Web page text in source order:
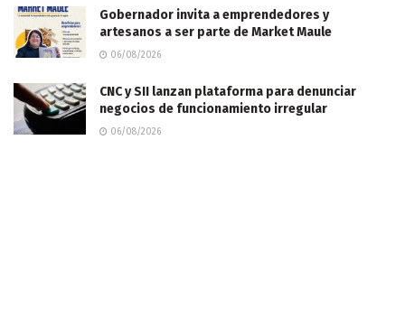
Gobernador invita a emprendedores y
artesanos a ser parte de Market Maule
06/08/2026
CNC y SII lanzan plataforma para denunciar
negocios de funcionamiento irregular
06/08/2026